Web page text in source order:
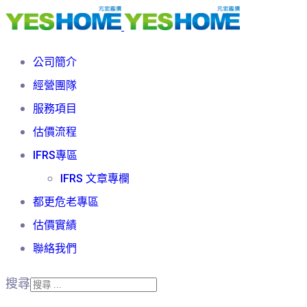
公司簡介
經營團隊
服務項目
估價流程
IFRS專區
IFRS 文章專欄
都更危老專區
估價實績
聯絡我們
搜尋